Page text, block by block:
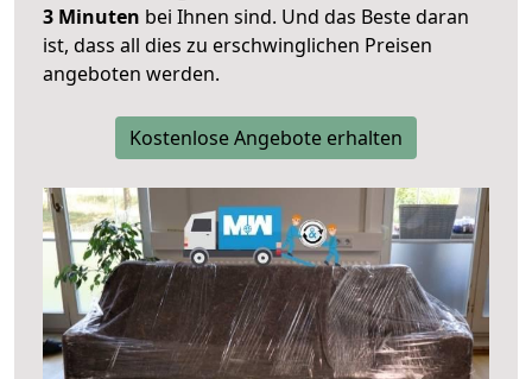
3 Minuten bei Ihnen sind. Und das Beste daran
ist, dass all dies zu erschwinglichen Preisen
angeboten werden.
Kostenlose Angebote erhalten